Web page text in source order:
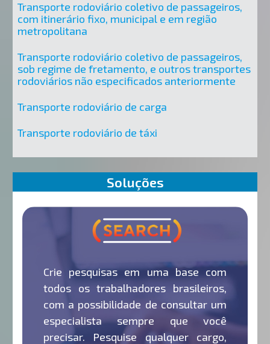
Transporte rodoviário coletivo de passageiros,
com itinerário fixo, municipal e em região
metropolitana
Transporte rodoviário coletivo de passageiros,
sob regime de fretamento, e outros transportes
rodoviários não especificados anteriormente
Transporte rodoviário de carga
Transporte rodoviário de táxi
Soluções
Crie pesquisas em uma base com
todos os trabalhadores brasileiros,
com a possibilidade de consultar um
especialista sempre que você
precisar. Pesquise qualquer cargo,